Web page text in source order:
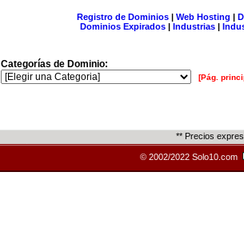
Registro de Dominios| Web Hosting |
Dominios Expirados | Industrias |
Categorías de Dominio:
[Pág.
** Precios
© 2002/2022 Solo10.com